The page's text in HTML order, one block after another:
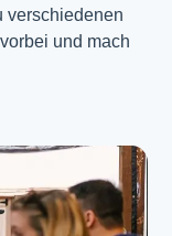
verschiedenen
und mach